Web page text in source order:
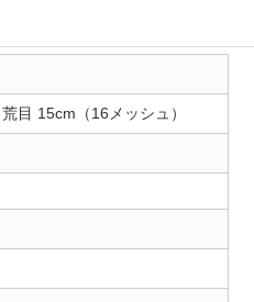
目 15cm（16メッシュ）